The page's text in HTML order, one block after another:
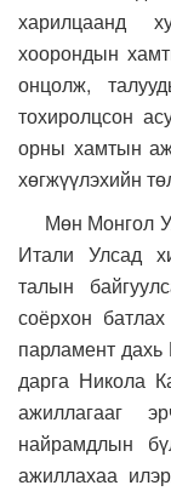
харилцаанд
хоорондын
онцолж,
тохиролцсон
орны хамтын
хөгжүүлэхийн
Мөн Монгол
Итали Улсад
талын
соёрхон
парламент
дарга Никола
ажиллагааг
найрамдлын
ажиллахаа